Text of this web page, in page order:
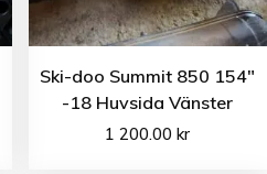
Ski-doo Summit 850 154″
-18 Huvsida Vänster
1 200.00kr